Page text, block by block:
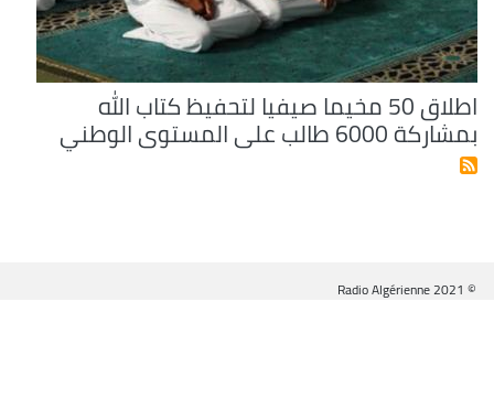
اطلاق 50 مخيما صيفيا لتحفيظ كتاب الله
بمشاركة 6000 طالب على المستوى الوطني
© Radio Algérienne 2021